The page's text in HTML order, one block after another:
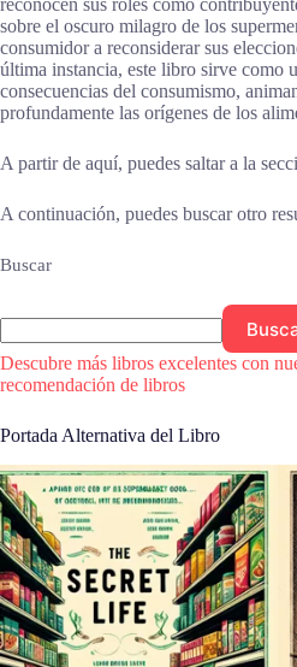
reconocen sus roles como
sobre el oscuro milagro de los
consumidor a reconsiderar sus
última instancia, este libro sirve como
consecuencias del consumismo,
profundamente las orígenes de los
A partir de aquí, puedes saltar a la
A continuación, puedes buscar otro
Buscar
Descubre más libros excelentes con
recomendación de libros
Portada Alternativa del Libro